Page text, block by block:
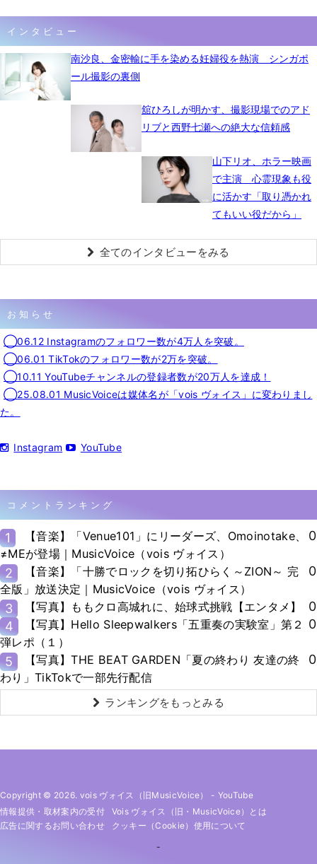
インタビュー
南沙良、金密輸に手を染める妊婦役を熱演 シンガポ
ール撮影の裏側
舘ひろしが明かす、撮影現場でのアド
リブと西野七瀬への絶大な信頼感
山下リオ、ホラー映画
で主演 心霊現象も役
に活かす「取り憑かれ
てもいい役だから」
全てのインタビューをみる
お知らせ
◯06.12 Instagramのフォロワー数が4万人を突破。
◯06.01 TikTokのフォロワー数が2万を突破。
◯10.11 YouTubeチャンネルの登録者数が20万人を達成！
◯25.08.01 MusicVoiceは媒体名が「vois ヴォイス」に変わりまし
た。
Instagram YouTube
コメントランキング
1
【音楽】「Venue101」にリーダーズ、Omoinotake、
≠MEが登場｜MusicVoice（vois ヴォイス）
0
2
【音楽】「十勝でロックを切り拓ひらく～ZION～ 完
全版」放送決定｜MusicVoice（vois ヴォイス）
0
3 【写真】ももクロ高城れに、始球式挑戦【エンタメ】
0
4
【写真】Hello Sleepwalkers「五重奏の実験室」第２
弾レポ（１）
0
5
【写真】THE BEAT GARDEN「夏の終わり 友達の終
わり」TikTokで一部先行配信
0
ランキングをもっとみる
Copyright © 2026. vois ヴォイス（旧MusicVoice） - YouTube
情報提供・取材案内の受付
Vois ヴォイス（旧・MusicVoice）とは
広告に関するお問い合わせ
クッキー（cookie）使用について
-